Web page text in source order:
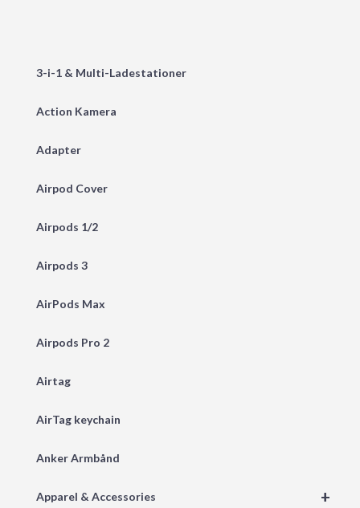
3-i-1 & Multi-Ladestationer
Action Kamera
Adapter
Airpod Cover
Airpods 1/2
Airpods 3
AirPods Max
Airpods Pro 2
Airtag
AirTag keychain
Anker Armbånd
+
Apparel & Accessories